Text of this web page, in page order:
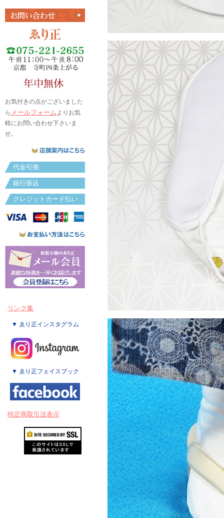
お気付きの点がございました
ら メールフォームよりお気
軽にお問い合わせ下さいま
せ。
代金引換
銀行振込
クレジットカード払い
リンク集
▼ ゑり正インスタグラム
▼ ゑり正フェイスブック
特定商取引法表示